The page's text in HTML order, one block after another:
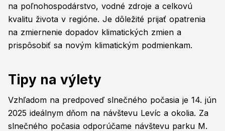
na poľnohospodárstvo, vodné zdroje a celkovú
kvalitu života v regióne. Je dôležité prijať opatrenia
na zmiernenie dopadov klimatických zmien a
prispôsobiť sa novým klimatickým podmienkam.
Tipy na výlety
Vzhľadom na predpoveď slnečného počasia je 14. jún
2025 ideálnym dňom na návštevu Levíc a okolia. Za
slnečného počasia odporúčame návštevu parku M.